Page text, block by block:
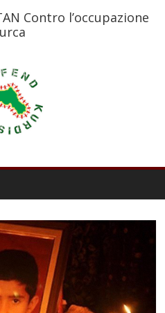
Contro l’occupazione